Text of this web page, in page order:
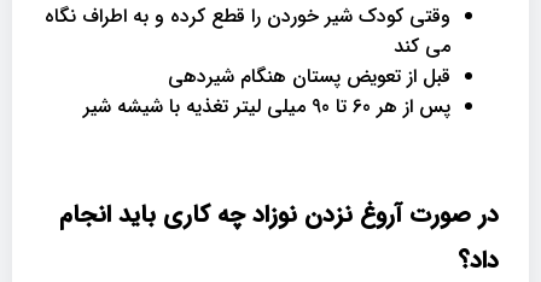
وقتی کودک شیر خوردن را قطع کرده و به اطراف نگاه
می کند
قبل از تعویض پستان هنگام شیردهی
پس از هر 60 تا 90 میلی لیتر تغذیه با شیشه شیر
در صورت آروغ نزدن نوزاد چه کاری باید انجام
داد؟